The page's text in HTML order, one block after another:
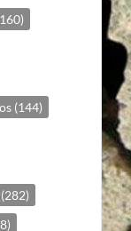
(144)
(282)